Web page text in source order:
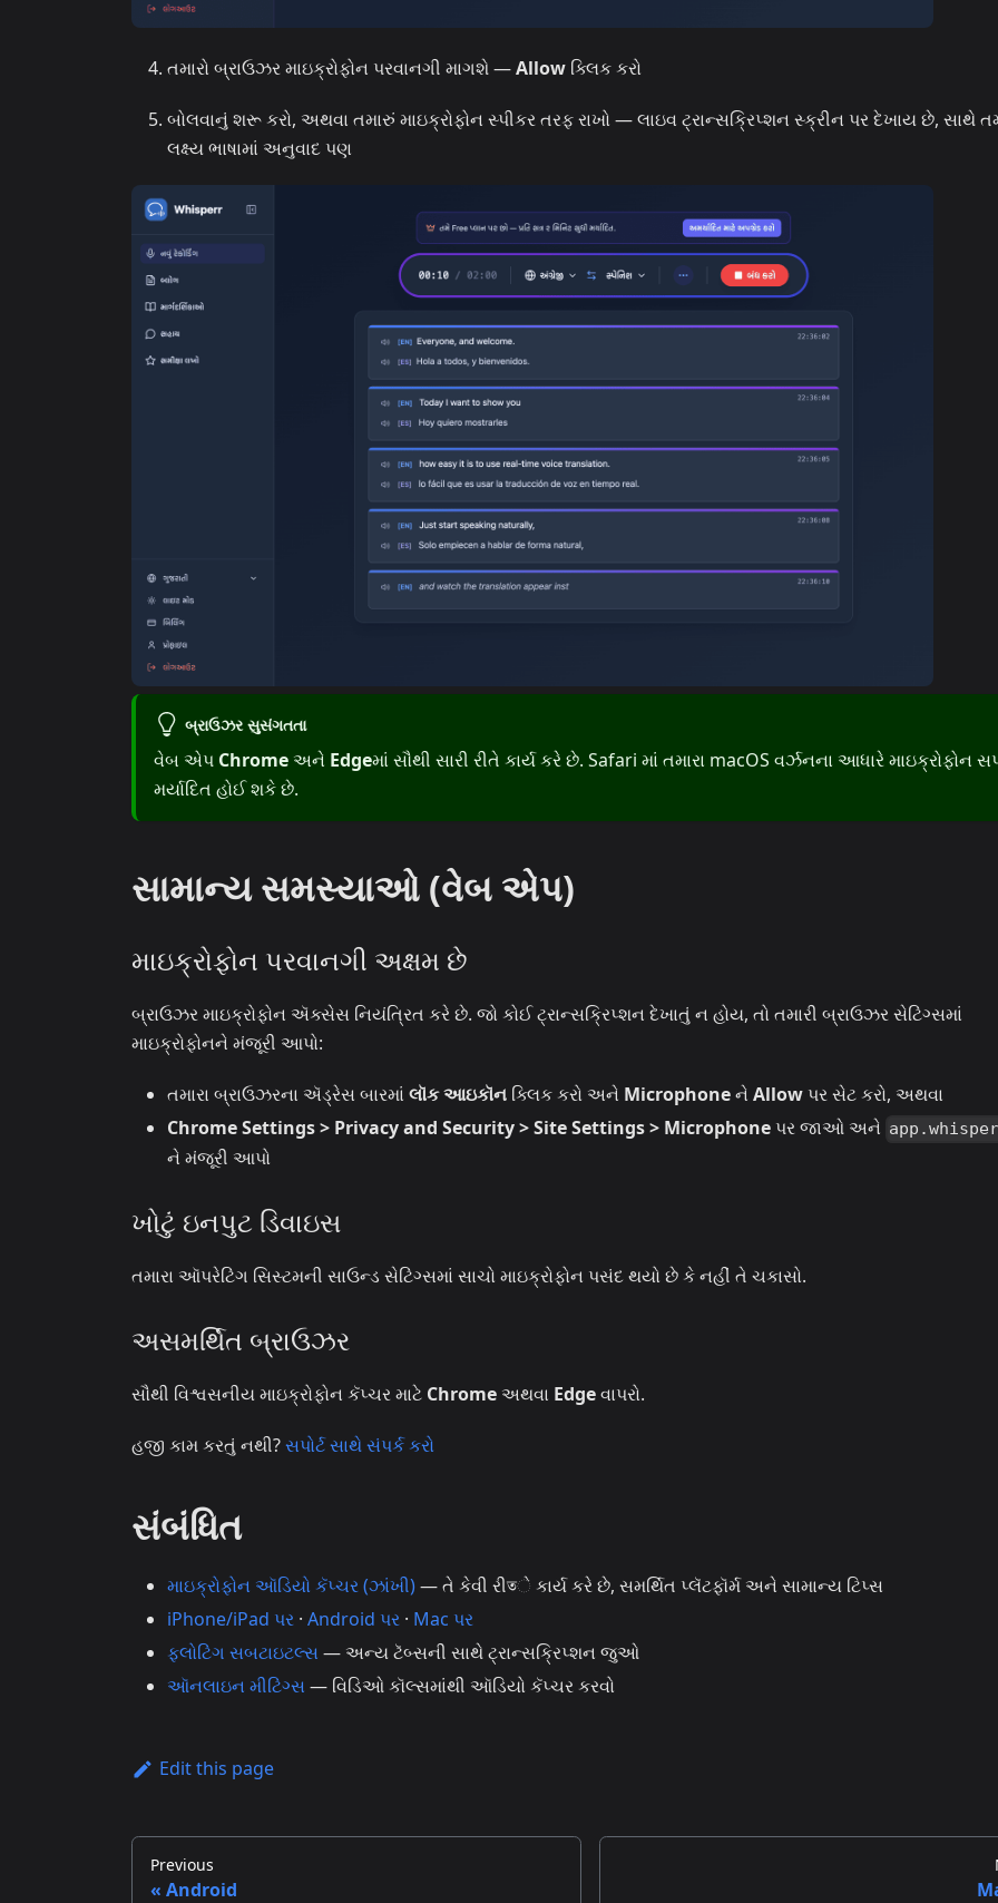
તમારો બ્રાઉઝર માઇક્રોફોન પરવાનગી માગશે —Allow ક્લિક કરો
બોલવાનું શરૂ કરો, અથવા તમારું માઇક્રોફોન સ્પીકર તરફ રાખો — લાઇવ ટ્રાન્સક્રિપ્શન સ્ક્રીન પર દેખાય છે, સાથે
લક્ષ્ય ભાષામાં અનુવાદ પણ
બ્રાઉઝર સુસંગતતા
વેબ એપ Chromeઅને Edgeમાં સૌથી સારી રીતે કાર્ય કરે છે. Safari માં તમારા macOS વર્ઝનના આધારે માઇક્રોફોન
મર્યાદિત હોઈ શકે છે.
સામાન્ય સમસ્યાઓ (વેબ એપ)
માઇક્રોફોન પરવાનગી અક્ષમ છે
બ્રાઉઝર માઇક્રોફોન ઍક્સેસ નિયંત્રિત કરે છે. જો કોઈ ટ્રાન્સક્રિપ્શન દેખાતું ન હોય, તો તમારી બ્રાઉઝર સેટિંગ્સમાં
માઇક્રોફોનને મંજૂરી આપો:
તમારા બ્રાઉઝરના ઍડ્રેસ બારમાં લૉક આઇકૉન ક્લિક કરો અને Microphoneને Allowપર સેટ કરો, અથવા
Chrome Settings > Privacy and Security > Site Settings > Microphoneપર જાઓ અને
ને મંજૂરી આપો
ખોટું ઇનપુટ ડિવાઇસ
તમારા ઑપરેટિંગ સિસ્ટમની સાઉન્ડ સેટિંગ્સમાં સાચો માઇક્રોફોન પસંદ થયો છે કે નહીં તે ચકાસો.
અસમર્થિત બ્રાઉઝર
સૌથી વિશ્વસનીય માઇક્રોફોન કૅપ્ચર માટે Chrome અથવા Edgeવાપરો.
હજી કામ કરતું નથી?સપોર્ટ સાથે સંપર્ક કરો
સંબંધિત
માઇક્રોફોન ઑડિયો કૅપ્ચર (ઝાંખી)— તે કેવી રીতે કાર્ય કરે છે, સમર્થિત પ્લૅટફૉર્મ અને સામાન્ય ટિપ્સ
iPhone/iPad પર · Android પર · Mac પર
ફ્લોટિંગ સબટાઇટલ્સ— અન્ય ટૅબ્સની સાથે ટ્રાન્સક્રિપ્શન જુઓ
ઑનલાઇન મીટિંગ્સ— વિડિઓ કૉલ્સમાંથી ઑડિયો કૅપ્ચર કરવો
Edit this page
Previous
Android